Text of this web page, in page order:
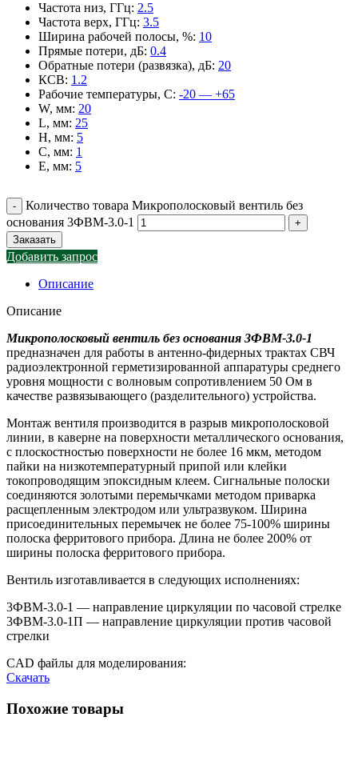
Частота низ, ГГц: 2.5
Частота верх, ГГц: 3.5
Ширина рабочей полосы, %: 10
Прямые потери, дБ: 0.4
Обратные потери (развязка), дБ: 20
КСВ: 1.2
Рабочие температуры, С: -20 — +65
W, мм: 20
L, мм: 25
H, мм: 5
C, мм: 1
E, мм: 5
Количество товара Микрополосковый вентиль без
основания 3ФВМ-3.0-1
Заказать
Добавить запрос
Описание
Описание
Микрополосковый вентиль без основания 3ФВМ-3.0-1
предназначен для работы в антенно-фидерных трактах СВЧ
радиоэлектронной герметизированной аппаратуры среднего
уровня мощности с волновым сопротивлением 50 Ом в
качестве развязывающего (разделительного) устройства.
Монтаж вентиля производится в разрыв микрополосковой
линии, в каверне на поверхности металлического основания,
с плоскостностью поверхности не более 16 мкм, методом
пайки на низкотемпературный припой или клейки
токопроводящим эпоксидным клеем. Сигнальные полоски
соединяются золотыми перемычками методом приварка
расщепленным электродом или ультразвуком. Ширина
присоединительных перемычек не более 75-100% ширины
полоска ферритового прибора. Длина не более 200% от
ширины полоска ферритового прибора.
Вентиль изготавливается в следующих исполнениях:
3ФВМ-3.0-1 — направление циркуляции по часовой стрелке
3ФВМ-3.0-1П — направление циркуляции против часовой
стрелки
CAD файлы для моделирования:
Скачать
Похожие товары